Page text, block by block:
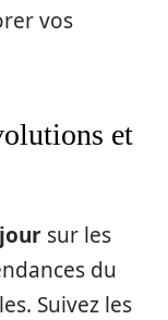
vos
et
sur les
du
Suivez les